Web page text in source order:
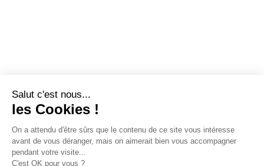
Salut c'est nous...
les Cookies !
On a attendu d'être sûrs que le contenu de ce site vous intéresse
avant de vous déranger, mais on aimerait bien vous accompagner
pendant votre visite...
C'est OK pour vous ?